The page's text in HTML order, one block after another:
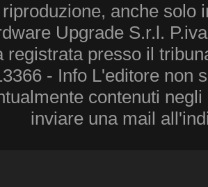
anche solo
Upgrade S.r.l.
registrata presso il
- Info L'editore non
contenuti
inviare una mail